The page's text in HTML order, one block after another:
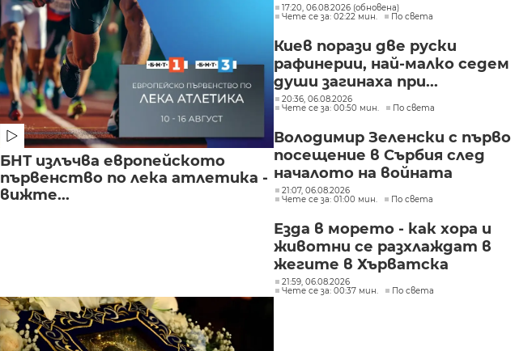
БНТ излъчва европейското
първенство по лека атлетика -
вижте...
17:20, 06.08.2026 (обновена)
Чете се за: 02:22 мин.
По света
Киев порази две руски
рафинерии, най-малко седем
души загинаха при...
20:36, 06.08.2026
Чете се за: 00:50 мин.
По света
Володимир Зеленски с първо
посещение в Сърбия след
началото на войната
21:07, 06.08.2026
Чете се за: 01:00 мин.
По света
Езда в морето - как хора и
животни се разхлаждат в
жегите в Хърватска
21:59, 06.08.2026
Чете се за: 00:37 мин.
По света